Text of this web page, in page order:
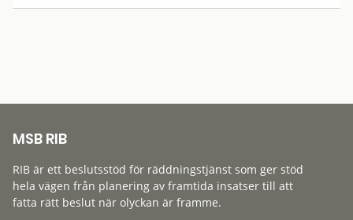
MSB RIB
RIB är ett beslutsstöd för räddningstjänst som ger stöd
hela vägen från planering av framtida insatser till att
fatta rätt beslut när olyckan är framme.